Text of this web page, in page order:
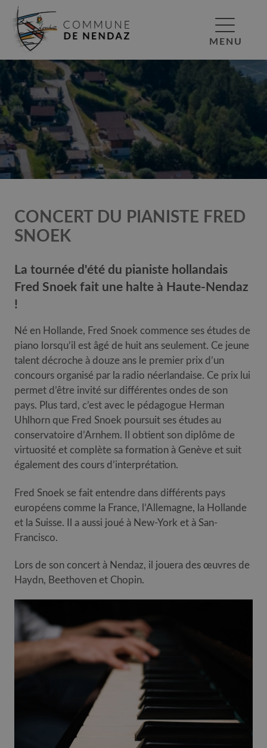
MENU
CONCERT DU PIANISTE FRED
SNOEK
La tournée d'été du pianiste hollandais
Fred Snoek fait une halte à Haute-Nendaz
!
Né en Hollande, Fred Snoek commence ses études de
piano lorsqu’il est âgé de huit ans seulement. Ce jeune
talent décroche à douze ans le premier prix d’un
concours organisé par la radio néerlandaise. Ce prix lui
permet d’être invité sur différentes ondes de son
pays. Plus tard, c’est avec le pédagogue Herman
Uhlhorn que Fred Snoek poursuit ses études au
conservatoire d’Arnhem. Il obtient son diplôme de
virtuosité et complète sa formation à Genève et suit
également des cours d’interprétation.
Fred Snoek se fait entendre dans différents pays
européens comme la France, l’Allemagne, la Hollande
et la Suisse. Il a aussi joué à New-York et à San-
Francisco.
Lors de son concert à Nendaz, il jouera des œuvres de
Haydn, Beethoven et Chopin.